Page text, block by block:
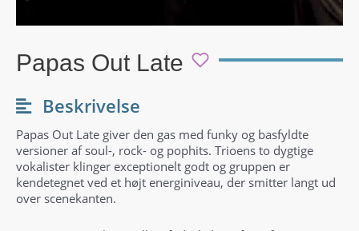
Papas Out Late
Beskrivelse
Papas Out Late giver den gas med funky og basfyldte
versioner af soul-, rock- og pophits. Trioens to dygtige
vokalister klinger exceptionelt godt og gruppen er
kendetegnet ved et højt energiniveau, der smitter langt ud
over scenekanten.